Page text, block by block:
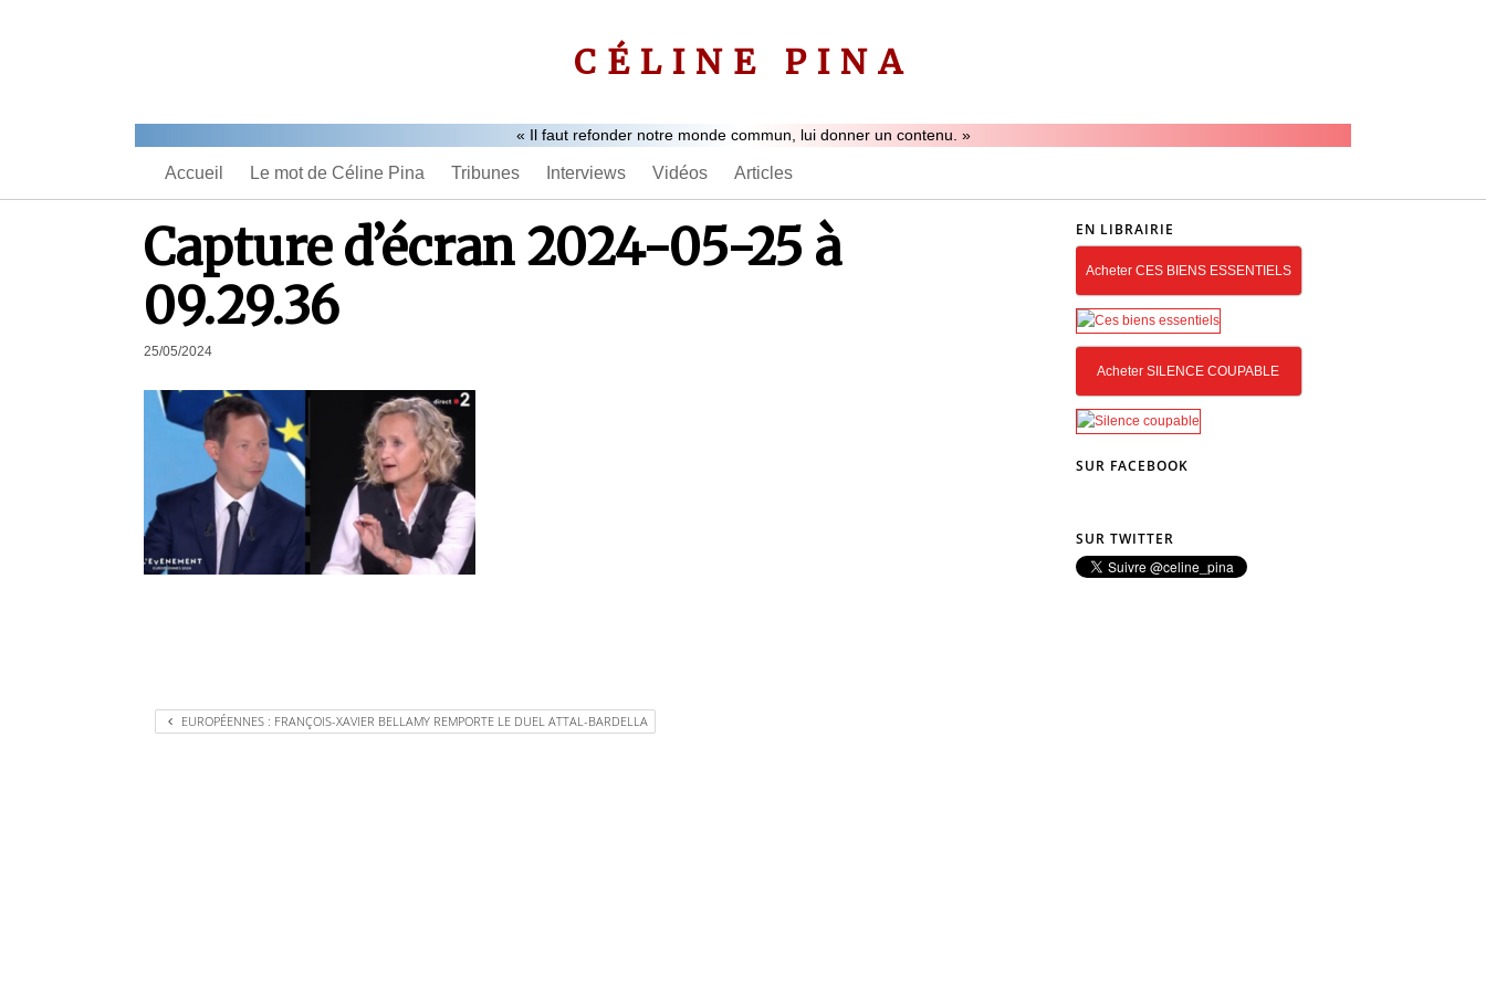
CÉLINE PINA
« Il faut refonder notre monde commun, lui donner un contenu. »
Accueil Le mot de Céline Pina Tribunes Interviews Vidéos Articles
Capture d’écran 2024-05-25 à
09.29.36
25/05/2024
EUROPÉENNES : FRANÇOIS-XAVIER BELLAMY REMPORTE LE DUEL ATTAL-BARDELLA
EN LIBRAIRIE
Acheter CES BIENS ESSENTIELS
Acheter SILENCE COUPABLE
SUR FACEBOOK
SUR TWITTER